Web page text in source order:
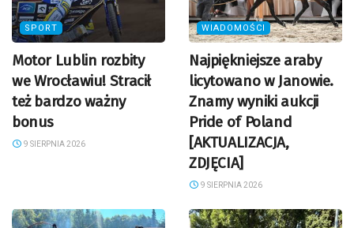
SPORT
Motor Lublin rozbity
we Wrocławiu! Stracił
też bardzo ważny
bonus
9 SIERPNIA 2026
WIADOMOŚCI
Najpiękniejsze araby
licytowano w Janowie.
Znamy wyniki aukcji
Pride of Poland
[AKTUALIZACJA,
ZDJĘCIA]
9 SIERPNIA 2026